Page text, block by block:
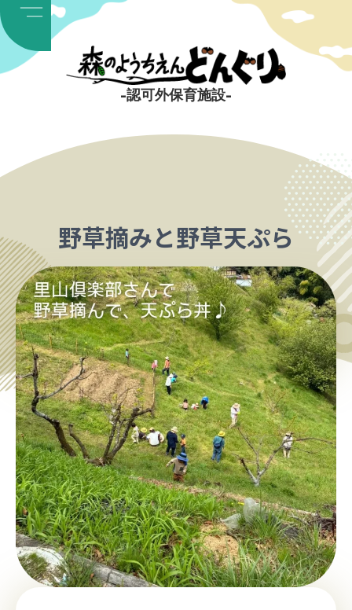
容
ス
-認可外保育施設-
野草摘みと野草天ぷら